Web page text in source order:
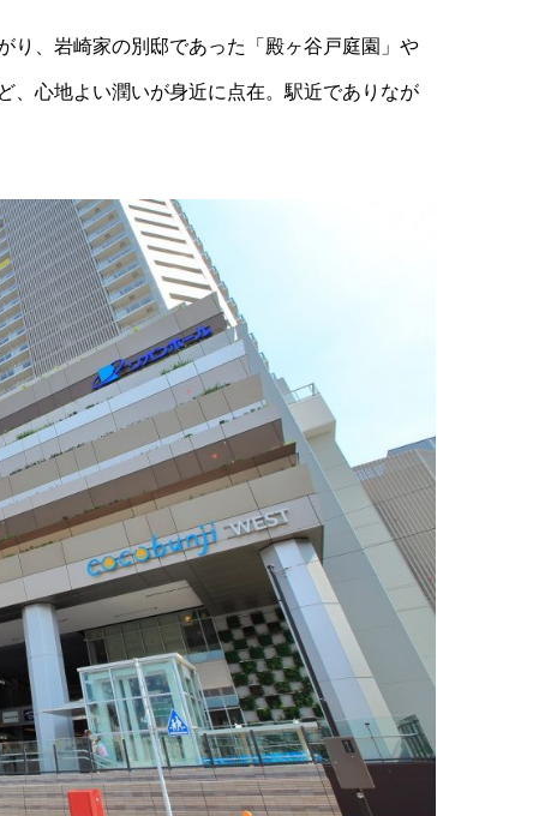
り、岩崎家の別邸であった「殿ヶ谷戸庭園」や
、心地よい潤いが身近に点在。駅近でありなが